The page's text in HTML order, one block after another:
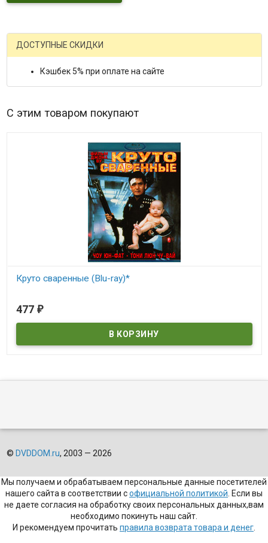
ДОСТУПНЫЕ СКИДКИ
Кэшбек 5% при оплате на сайте
С этим товаром покупают
Круто сваренные (Blu-ray)*
477 ₽
© DVDDOM.ru, 2003 — 2026
Мы получаем и обрабатываем персональные данные посетителей
нашего сайта в соответствии софициальной политикой . Если вы
не даете согласия на обработку своих персональных данных,вам
необходимо покинуть наш сайт.
И рекомендуем прочитать правила возврата товара и денег